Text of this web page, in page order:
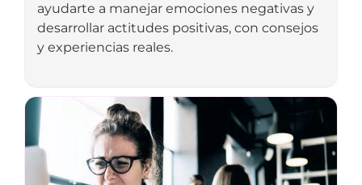
ayudarte a manejar emociones negativas y
desarrollar actitudes positivas, con consejos
y experiencias reales.